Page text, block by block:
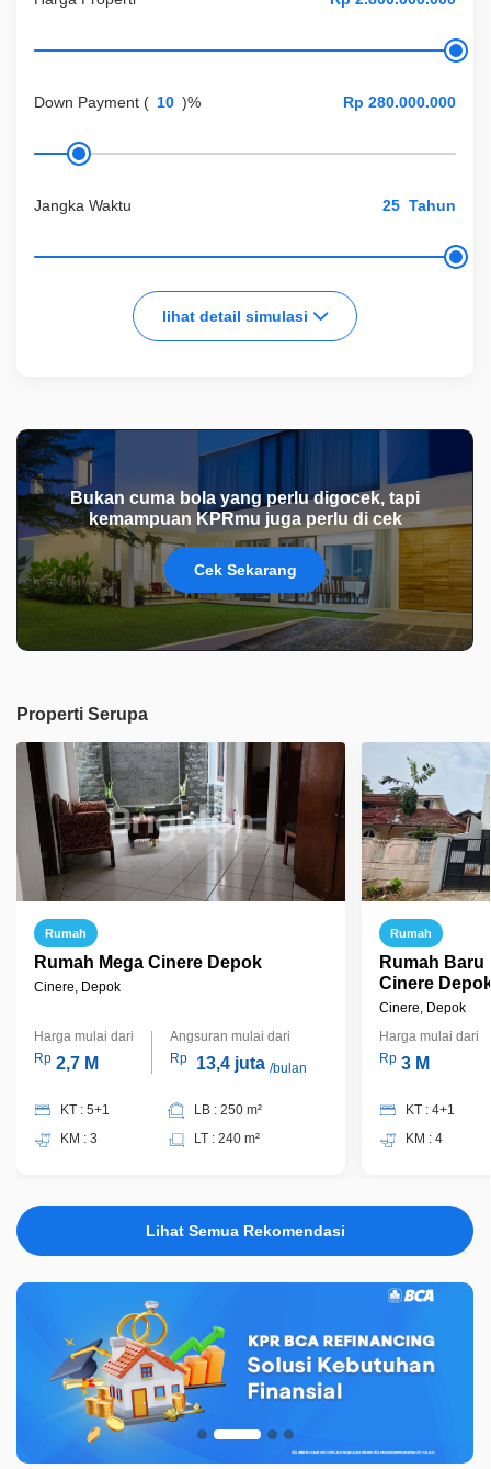
Down Payment ( )%
Jangka Waktu Tahun
lihat detail simulasi
Bukan cuma bola yang perlu digocek, tapi
kemampuan KPRmu juga perlu di cek
Cek Sekarang
Properti Serupa
Rumah
Rumah Mega Cinere Depok
Cinere, Depok
Harga mulai dari
Rp 2,7 M
Angsuran mulai dari
Rp
13,4 juta /bulan
KT : 5+1
KM : 3
LB : 250 m²
LT : 240 m²
Rumah
Rumah Baru
Cinere
Cinere, Depok
Harga mulai dari
Rp 3 M
KT : 4+1
KM : 4
Lihat Semua Rekomendasi